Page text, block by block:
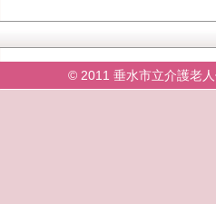
© 2011 垂水市立介護老